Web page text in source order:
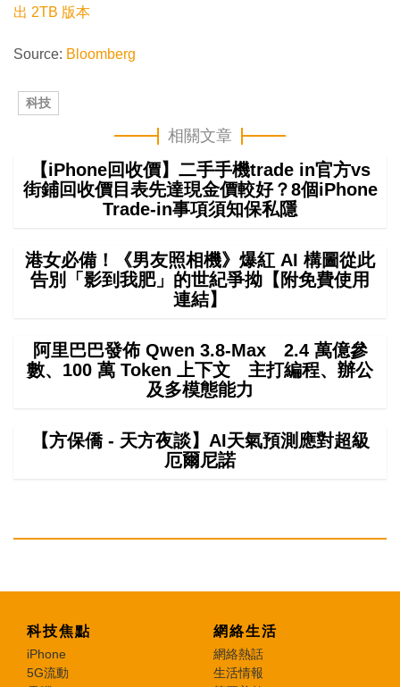
出 2TB 版本
Source: Bloomberg
科技
相關文章
【iPhone回收價】二手手機trade in官方vs
街鋪回收價目表先達現金價較好？8個iPhone
Trade-in事項須知保私隱
港女必備！《男友照相機》爆紅 AI 構圖從此
告別「影到我肥」的世紀爭拗【附免費使用
連結】
阿里巴巴發佈 Qwen 3.8-Max 2.4 萬億參
數、100 萬 Token 上下文 主打編程、辦公
及多模態能力
【方保僑 - 天方夜談】AI天氣預測應對超級
厄爾尼諾
科技焦點
iPhone
5G流動
網絡生活
網絡熱話
生活情報